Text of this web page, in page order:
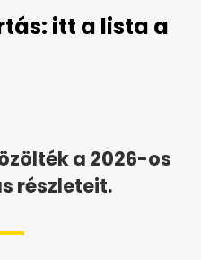
itt a lista a
a 2026-os
részleteit.